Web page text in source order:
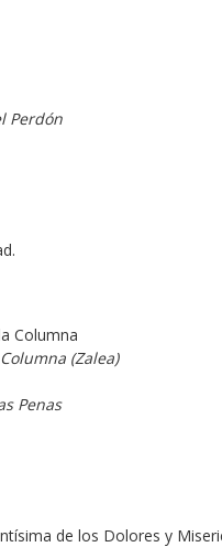
Perdón
(Zalea)
Penas
de los Dolores y